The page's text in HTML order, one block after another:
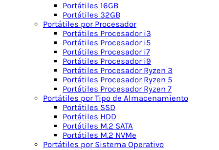
Portátiles 16GB
Portátiles 32GB
Portátiles por Procesador
Portátiles Procesador i3
Portátiles Procesador i5
Portátiles Procesador i7
Portátiles Procesador i9
Portátiles Procesador Ryzen 3
Portátiles Procesador Ryzen 5
Portátiles Procesador Ryzen 7
Portátiles por Tipo de Almacenamiento
Portátiles SSD
Portátiles HDD
Portátiles M.2 SATA
Portátiles M.2 NVMe
Portátiles por Sistema Operativo